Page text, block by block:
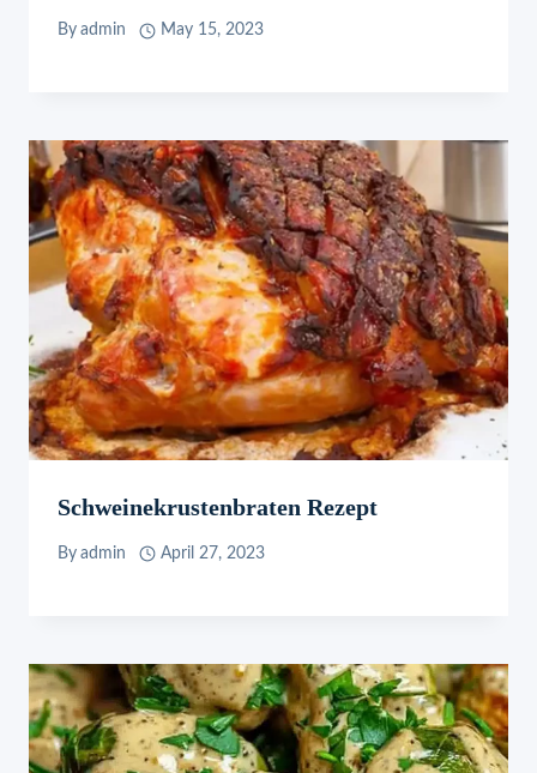
By admin May 15, 2023
Schweinekrustenbraten Rezept
By admin April 27, 2023